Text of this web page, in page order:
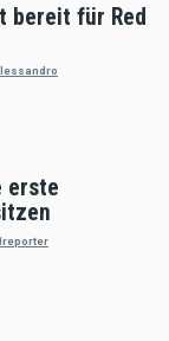
bereit für Red
erste